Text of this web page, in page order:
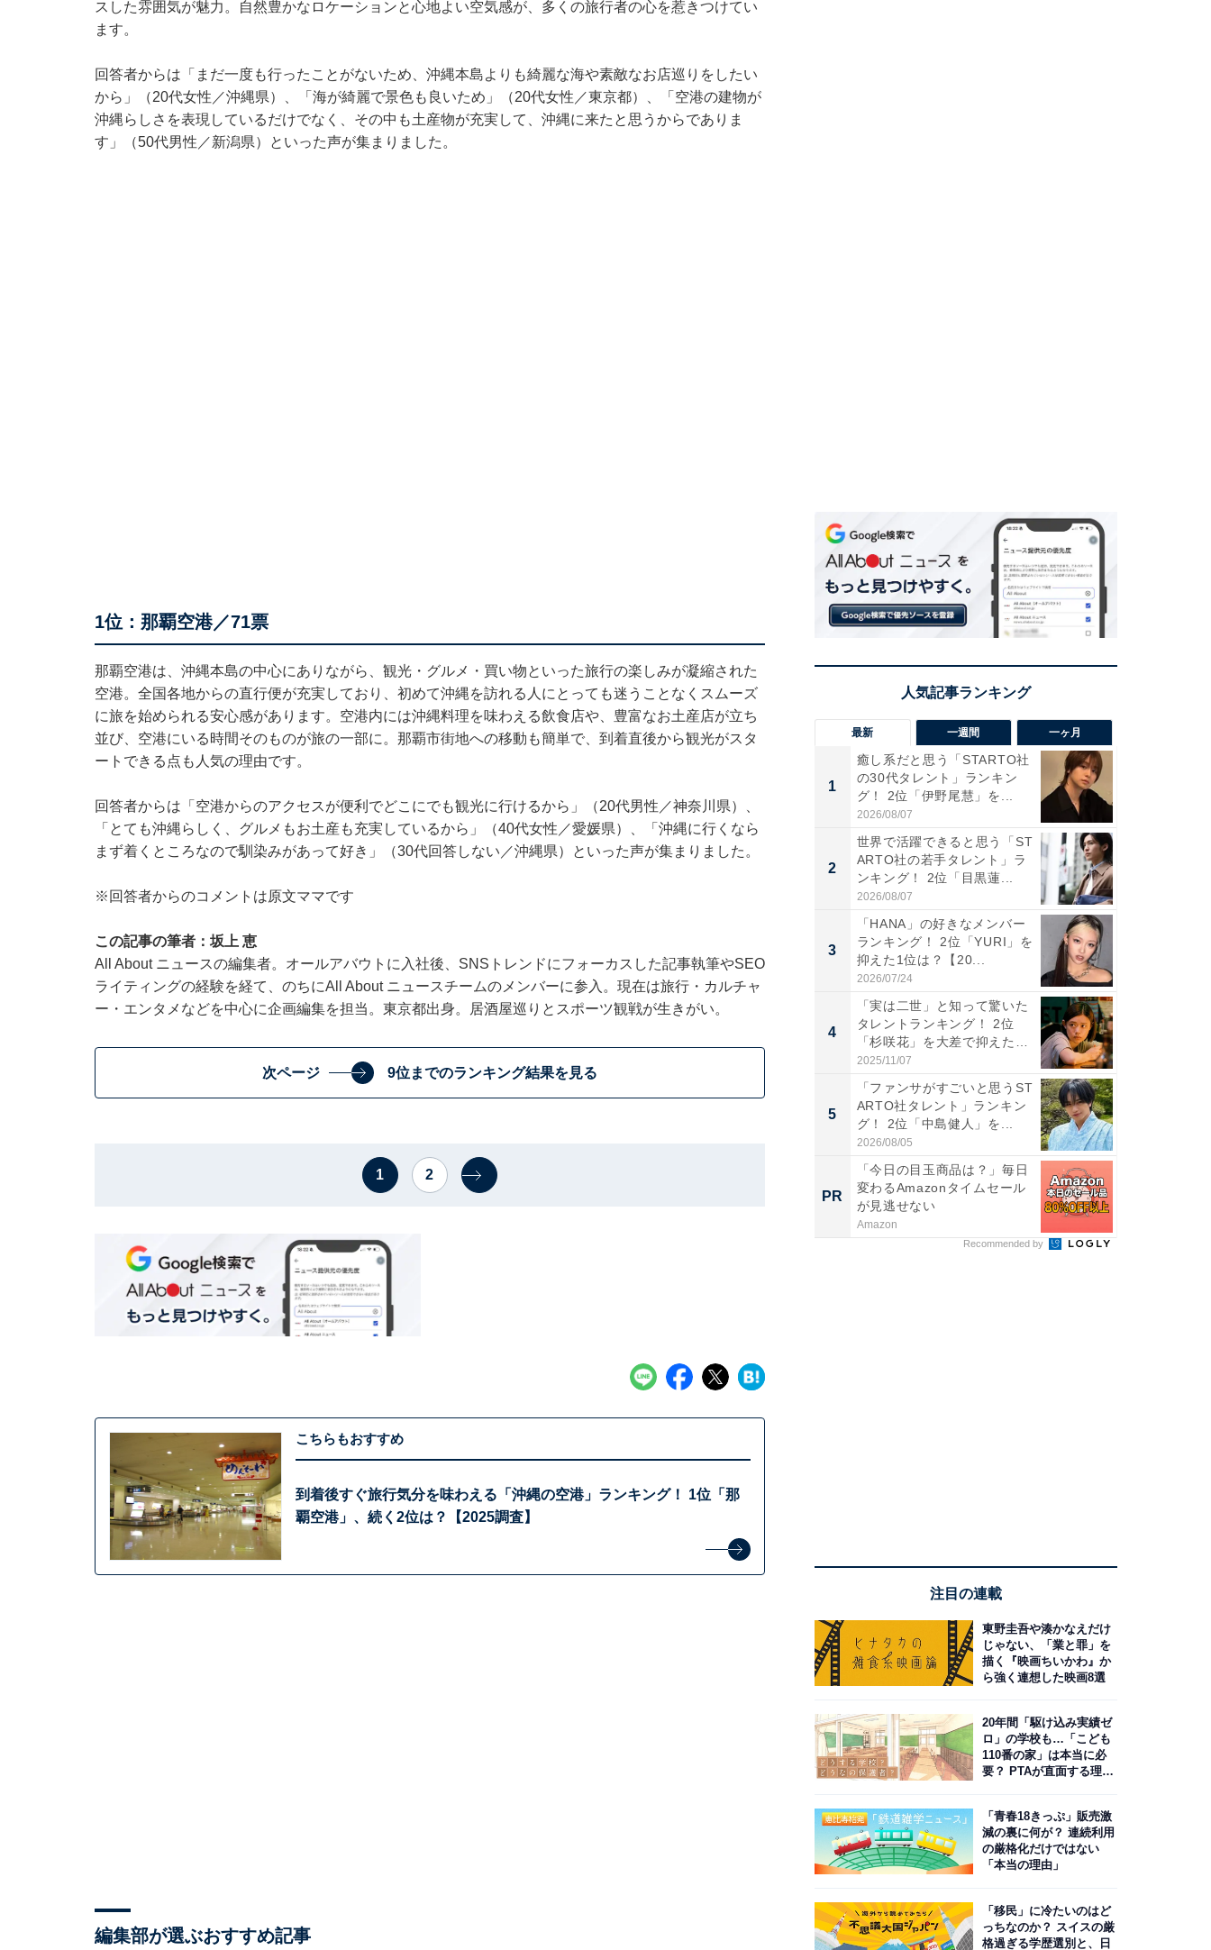
スした雰囲気が魅力。自然豊かなロケーションと心地よい空気感が、多くの旅行者の心を惹きつけてい
ます。
回答者からは「まだ一度も行ったことがないため、沖縄本島よりも綺麗な海や素敵なお店巡りをしたい
から」（20代女性／沖縄県）、「海が綺麗で景色も良いため」（20代女性／東京都）、「空港の建物が
沖縄らしさを表現しているだけでなく、その中も土産物が充実して、沖縄に来たと思うからでありま
す」（50代男性／新潟県）といった声が集まりました。
1位：那覇空港／71票
那覇空港は、沖縄本島の中心にありながら、観光・グルメ・買い物といった旅行の楽しみが凝縮された
空港。全国各地からの直行便が充実しており、初めて沖縄を訪れる人にとっても迷うことなくスムーズ
に旅を始められる安心感があります。空港内には沖縄料理を味わえる飲食店や、豊富なお土産店が立ち
並び、空港にいる時間そのものが旅の一部に。那覇市街地への移動も簡単で、到着直後から観光がスタ
ートできる点も人気の理由です。
回答者からは「空港からのアクセスが便利でどこにでも観光に行けるから」（20代男性／神奈川県）、
「とても沖縄らしく、グルメもお土産も充実しているから」（40代女性／愛媛県）、「沖縄に行くなら
まず着くところなので馴染みがあって好き」（30代回答しない／沖縄県）といった声が集まりました。
※回答者からのコメントは原文ママです
この記事の筆者：坂上 恵
All About ニュースの編集者。オールアバウトに入社後、SNSトレンドにフォーカスした記事執筆やSEO
ライティングの経験を経て、のちにAll About ニュースチームのメンバーに参入。現在は旅行・カルチャ
ー・エンタメなどを中心に企画編集を担当。東京都出身。居酒屋巡りとスポーツ観戦が生きがい。
次ページ 9位までのランキング結果を見る
1 2
こちらもおすすめ
到着後すぐ旅行気分を味わえる「沖縄の空港」ランキング！ 1位「那
覇空港」、続く2位は？【2025調査】
編集部が選ぶおすすめ記事
最新 一週間 一ヶ月
1
癒し系だと思う「STARTO社
の30代タレント」ランキン
グ！ 2位「伊野尾慧」を...
2026/08/07
2
世界で活躍できると思う「ST
ARTO社の若手タレント」ラ
ンキング！ 2位「目黒蓮...
2026/08/07
3
「HANA」の好きなメンバー
ランキング！ 2位「YURI」を
抑えた1位は？【20...
2026/07/24
4
「実は二世」と知って驚いた
タレントランキング！ 2位
「杉咲花」を大差で抑えた1
位...
2025/11/07
5
「ファンサがすごいと思うST
ARTO社タレント」ランキン
グ！ 2位「中島健人」を...
2026/08/05
PR
「今日の目玉商品は？」毎日
変わるAmazonタイムセール
が見逃せない
Amazon
Recommended by
注目の連載
東野圭吾や湊かなえだけ
じゃない、「業と罪」を
描く『映画ちいかわ』か
ら強く連想した映画8選
20年間「駆け込み実績ゼ
ロ」の学校も…「こども
110番の家」は本当に必
要？ PTAが直面する理想
「青春18きっぷ」販売激
減の裏に何が？ 連続利用
の厳格化だけではない
「本当の理由」
「移民」に冷たいのはど
っちなのか？ スイスの厳
格過ぎる学歴選別と、日